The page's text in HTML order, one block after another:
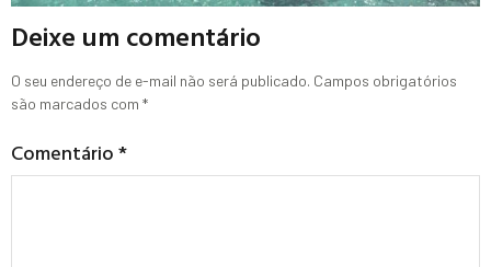
Deixe um comentário
O seu endereço de e-mail não será publicado. Campos obrigatórios
são marcados com *
Comentário*